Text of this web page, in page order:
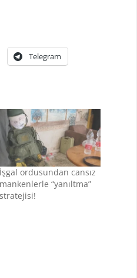
Telegram
İşgal ordusundan cansız
mankenlerle “yanıltma”
stratejisi!